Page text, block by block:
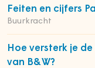
Feiten en cijfers
Buurkracht
Hoe versterk je
van B&W?